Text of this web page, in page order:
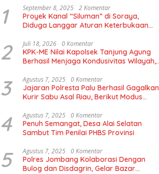
1 September 8, 2025 2 Komentar
Proyek Kanal “Siluman” di Soraya,
Diduga Langgar Aturan Keterbukaan
2 Juli 18, 2026 0 Komentar
KPK-ME Nilai Kapolsek Tanjung Agung
Berhasil Menjaga Kondusivitas Wilayah,
Langsung
3 Agustus 7, 2025 0 Komentar
Jajaran Polresta Palu Berhasil Gagalkan
Kurir Sabu Asal Riau, Berikut Modus
4 Agustus 7, 2025 0 Komentar
Penuh Semangat, Desa Alai Selatan
Sambut Tim Penilai PHBS Provinsi
5 Agustus 7, 2025 0 Komentar
Polres Jombang Kolaborasi Dengan
Bulog dan Disdagrin, Gelar Bazar